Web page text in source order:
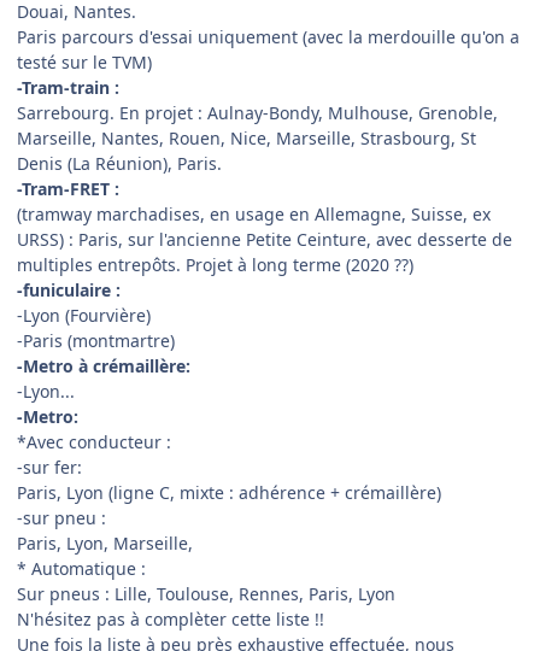
Douai, Nantes.
Paris parcours d'essai uniquement (avec la merdouille qu'on a
testé sur le TVM)
-Tram-train :
Sarrebourg. En projet : Aulnay-Bondy, Mulhouse, Grenoble,
Marseille, Nantes, Rouen, Nice, Marseille, Strasbourg, St
Denis (La Réunion), Paris.
-Tram-FRET :
(tramway marchadises, en usage en Allemagne, Suisse, ex
URSS) : Paris, sur l'ancienne Petite Ceinture, avec desserte de
multiples entrepôts. Projet à long terme (2020 ??)
-funiculaire :
-Lyon (Fourvière)
-Paris (montmartre)
-Metro à crémaillère:
-Lyon...
-Metro:
*Avec conducteur :
-sur fer:
Paris, Lyon (ligne C, mixte : adhérence + crémaillère)
-sur pneu :
Paris, Lyon, Marseille,
* Automatique :
Sur pneus : Lille, Toulouse, Rennes, Paris, Lyon
N'hésitez pas à complèter cette liste !!
Une fois la liste à peu près exhaustive effectuée, nous